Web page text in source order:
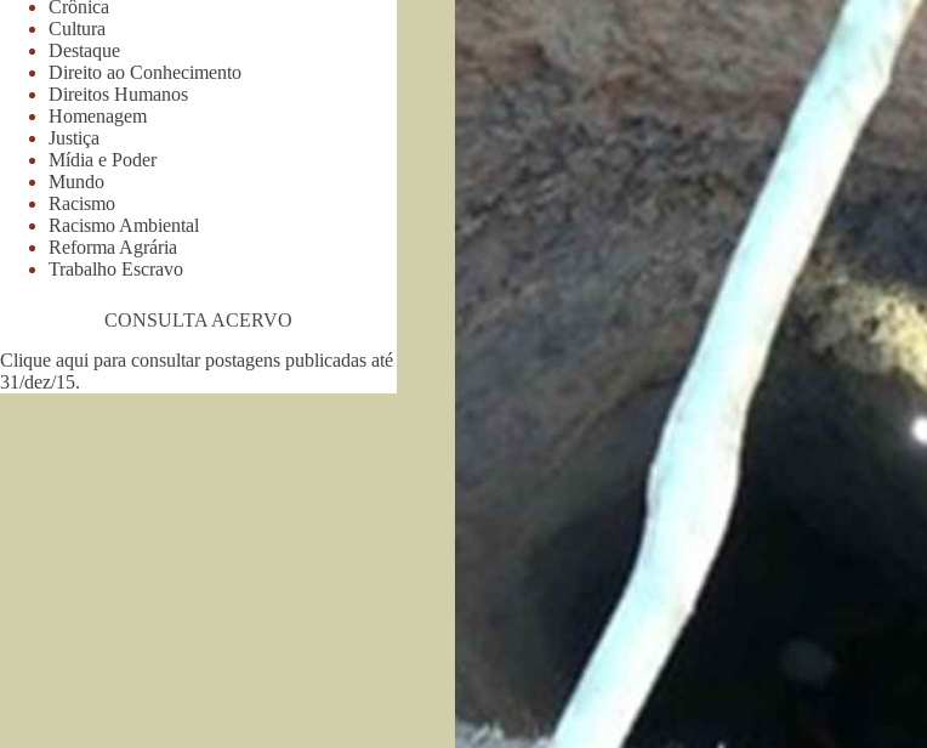
Crônica
Cultura
Destaque
Direito ao Conhecimento
Direitos Humanos
Homenagem
Justiça
Mídia e Poder
Mundo
Racismo
Racismo Ambiental
Reforma Agrária
Trabalho Escravo
CONSULTA ACERVO
Clique aqui para consultar postagens publicadas até
31/dez/15.